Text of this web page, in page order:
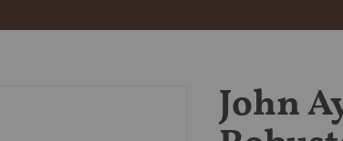
John